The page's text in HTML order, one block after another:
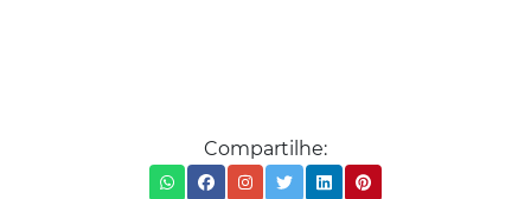
Compartilhe: